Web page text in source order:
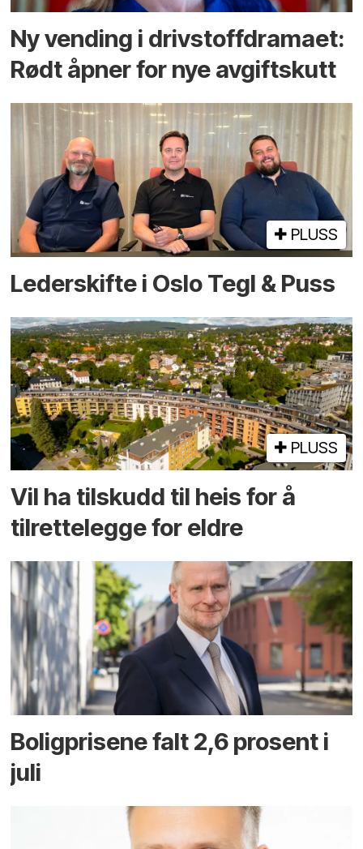
Ny vending i drivstoffdramaet:
Rødt åpner for nye avgiftskutt
PLUSS
Lederskifte i Oslo Tegl & Puss
PLUSS
Vil ha tilskudd til heis for å
tilrettelegge for eldre
Boligprisene falt 2,6 prosent i
juli